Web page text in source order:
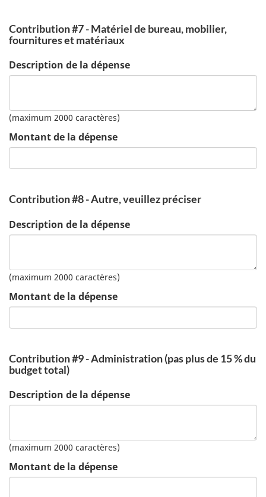
Contribution #7 - Matériel de bureau, mobilier,
fournitures et matériaux
Description de la dépense
(maximum 2000 caractères)
Montant de la dépense
Contribution #8 - Autre, veuillez préciser
Description de la dépense
(maximum 2000 caractères)
Montant de la dépense
Contribution #9 - Administration (pas plus de 15 % du
budget total)
Description de la dépense
(maximum 2000 caractères)
Montant de la dépense